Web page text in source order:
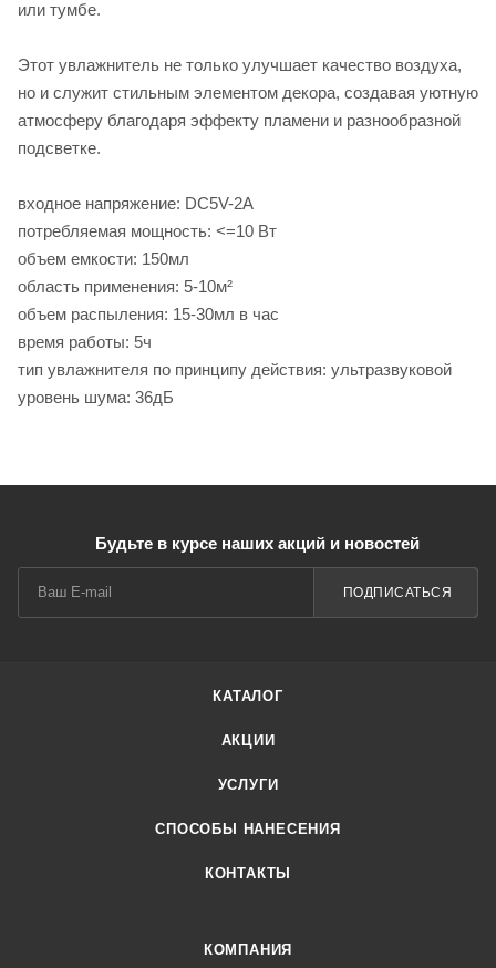
или тумбе.
Этот увлажнитель не только улучшает качество воздуха,
но и служит стильным элементом декора, создавая уютную
атмосферу благодаря эффекту пламени и разнообразной
подсветке.
входное напряжение: DC5V-2A
потребляемая мощность: <=10 Вт
объем емкости: 150мл
область применения: 5-10м²
объем распыления: 15-30мл в час
время работы: 5ч
тип увлажнителя по принципу действия: ультразвуковой
уровень шума: 36дБ
Будьте в курсе наших акций и новостей
ПОДПИСАТЬСЯ
КАТАЛОГ
АКЦИИ
УСЛУГИ
СПОСОБЫ НАНЕСЕНИЯ
КОНТАКТЫ
КОМПАНИЯ